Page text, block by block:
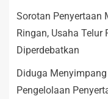
Sorotan Penyertaan
Ringan, Usaha
Diperdebatkan
Diduga
Pengelolaan